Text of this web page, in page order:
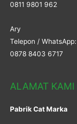
0811 9801 962
Ary
Telepon / WhatsApp:
0878 8403 6717
ALAMAT KAMI
Pabrik Cat Marka